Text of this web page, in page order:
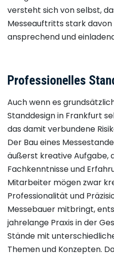
versteht sich von selbst,
Messeauftritts stark
ansprechend und
Professionelles
Auch wenn es
Standdesign in Frankfurt
das damit verbundene
Der Bau eines
äußerst kreative Aufgabe,
Fachkenntnisse und
Mitarbeiter mögen zwar
Professionalität und
Messebauer mitbringt,
jahrelange Praxis in der
Stände mit
Themen und Konzepten.